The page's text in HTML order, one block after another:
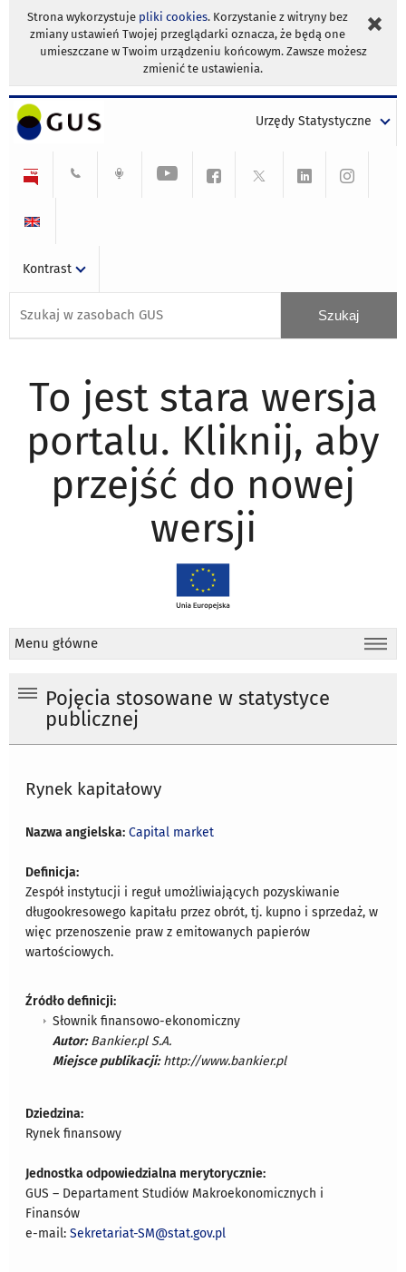
Strona wykorzystuje pliki cookies. Korzystanie z witryny bez
zmiany ustawień Twojej przeglądarki oznacza, że będą one
umieszczane w Twoim urządzeniu końcowym. Zawsze możesz
zmienić te ustawienia.
Urzędy Statystyczne
Kontrast
To jest stara wersja
portalu. Kliknij, aby
przejść do nowej
wersji
Menu główne
Pojęcia stosowane w statystyce
publicznej
Rynek kapitałowy
Nazwa angielska: Capital market
Definicja:
Zespół instytucji i reguł umożliwiających pozyskiwanie
długookresowego kapitału przez obrót, tj. kupno i sprzedaż, w
więc przenoszenie praw z emitowanych papierów
wartościowych.
Źródło definicji:
Słownik finansowo-ekonomiczny
Autor:Bankier.pl S.A.
Miejsce publikacji:http://www.bankier.pl
Dziedzina:
Rynek finansowy
Jednostka odpowiedzialna merytorycznie:
GUS – Departament Studiów Makroekonomicznych i
Finansów
e-mail:Sekretariat-SM@stat.gov.pl